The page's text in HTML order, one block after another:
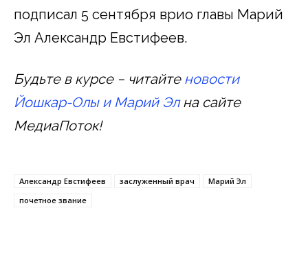
подписал 5 сентября врио главы Марий
Эл Александр Евстифеев.
Будьте в курсе − читайте новости
Йошкар-Олы и Марий Элна сайте
МедиаПоток!
Александр Евстифеев заслуженный врач
Марий Эл
почетное звание